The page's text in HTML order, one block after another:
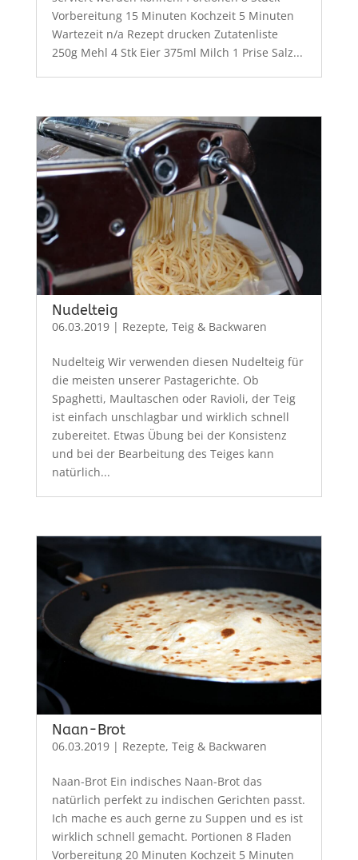
Vorbereitung 15 Minuten Kochzeit 5 Minuten
Wartezeit n/a Rezept drucken Zutatenliste
250g Mehl 4 Stk Eier 375ml Milch 1 Prise Salz...
Nudelteig
06.03.2019| Rezepte, Teig & Backwaren
Nudelteig Wir verwenden diesen Nudelteig für
die meisten unserer Pastagerichte. Ob
Spaghetti, Maultaschen oder Ravioli, der Teig
ist einfach unschlagbar und wirklich schnell
zubereitet. Etwas Übung bei der Konsistenz
und bei der Bearbeitung des Teiges kann
natürlich...
Naan-Brot
06.03.2019| Rezepte, Teig & Backwaren
Naan-Brot Ein indisches Naan-Brot das
natürlich perfekt zu indischen Gerichten passt.
Ich mache es auch gerne zu Suppen und es ist
wirklich schnell gemacht. Portionen 8 Fladen
Vorbereitung 20 Minuten Kochzeit 5 Minuten